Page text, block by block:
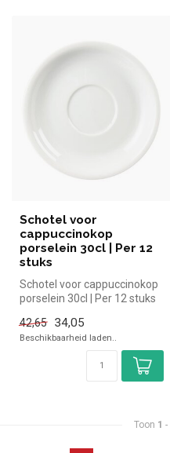
Schotel voor
cappuccinokop
porselein 30cl | Per 12
stuks
Schotel voor cappuccinokop
porselein 30cl | Per 12 stuks
42,65
34,05
Beschikbaarheid laden..
Toon 1 -